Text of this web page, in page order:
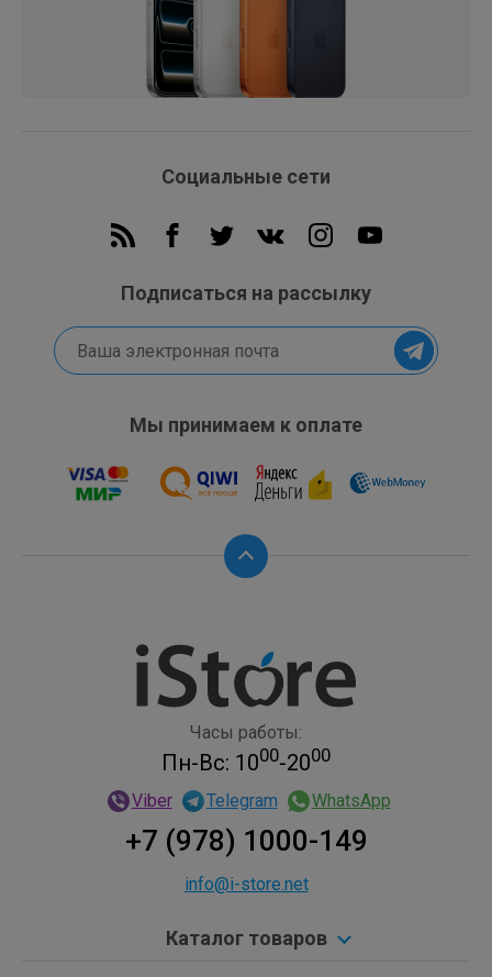
Социальные сети
Подписаться на рассылку
Мы принимаем к оплате
Часы работы:
Пн-Вс: 1000-2000
Viber Telegram WhatsApp
+7 (978) 1000-149
info@i-store.net
Каталог товаров